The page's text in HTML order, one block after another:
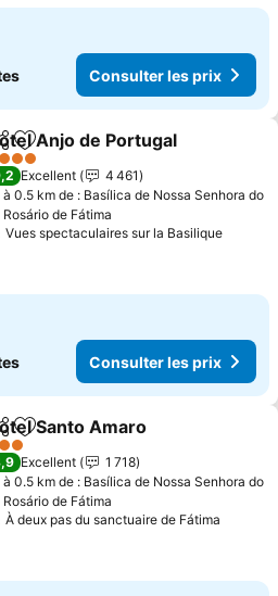
Consulter les prix
Ajouter à mes favoris
Anjo de Portugal
Excellent
4 461
à 0.5 km de : Basílica de Nossa Senhora do
Rosário de Fátima
Vues spectaculaires sur la Basilique
Consulter les prix
Ajouter à mes favoris
Santo Amaro
Excellent
1 718
à 0.5 km de : Basílica de Nossa Senhora do
Rosário de Fátima
À deux pas du sanctuaire de Fátima